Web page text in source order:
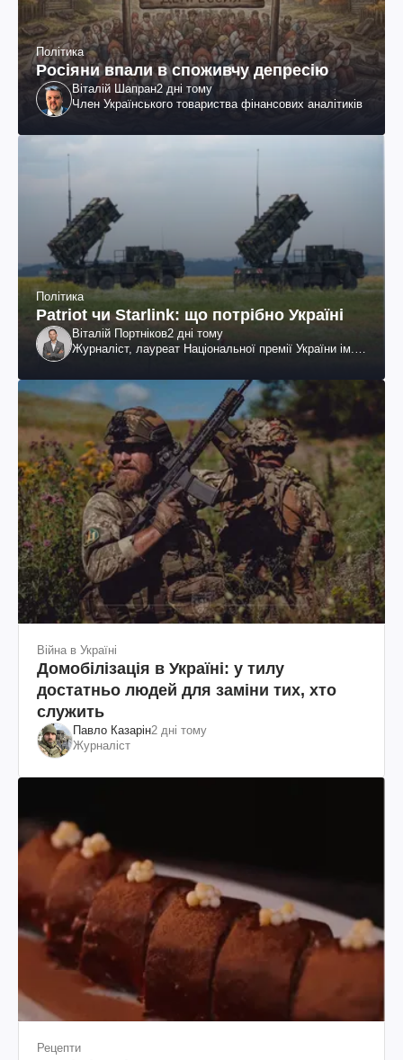
Політика
Росіяни впали в споживчу депресію
Віталій Шапран2 дні тому
Член Українського товариства фінансових аналітиків
Політика
Patriot чи Starlink: що потрібно Україні
Віталій Портніков2 дні тому
Журналіст, лауреат Національної премії України ім.
Війна в Україні
Домобілізація в Україні: у тилу
достатньо людей для заміни тих, хто
служить
Павло Казарін2 дні тому
Журналіст
Рецепти